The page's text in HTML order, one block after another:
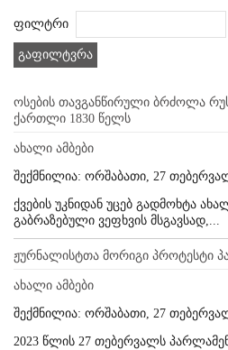
ფილტრი
გაფილტვრა
ოსების თავგანწირული ბრძოლა
ქართლი 1830 წელს
ახალი ამბები
შექმნილია: ორშაბათი, 27
ქვების უკნიდან უცებ გადმოხტა
გაბრაზებული ვეფხვის მსგავსად,...
ჟურნალისტთა მორიგი პროტესტი
ახალი ამბები
შექმნილია: ორშაბათი, 27
2023 წლის 27 თებერვალს